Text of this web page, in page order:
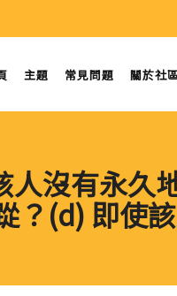
主題 常見問題 關於社
沒有永久
？(d) 即使